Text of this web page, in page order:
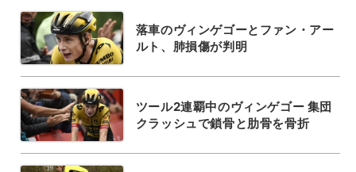
落車のヴィンゲゴーとファン・アー
ルト、肺損傷が判明
ツール2連覇中のヴィンゲゴー 集団
クラッシュで鎖骨と肋骨を骨折